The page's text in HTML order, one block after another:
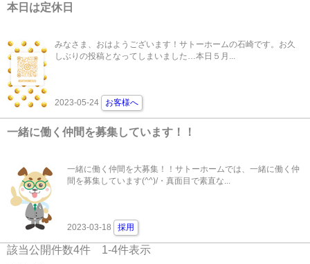
本日は定休日
みなさま、おはようございます！サトーホームの石崎です。お久
しぶりの投稿となってしまいました…本日５月...
2023-05-24 お客様へ
一緒に働く仲間を募集しています！！
一緒に働く仲間を大募集！！サトーホームでは、一緒に働く仲
間を募集しています(^^)/・真面目で素直な...
2023-03-18 採用
該当公開件数4件 1-4件表示